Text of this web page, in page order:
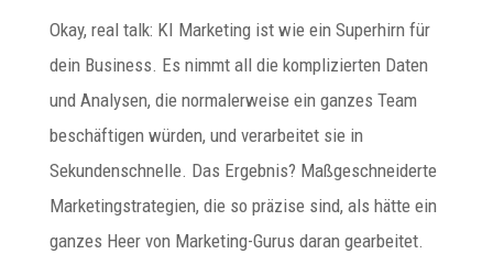
Okay, real talk: KI Marketing ist wie ein Superhirn für
dein Business. Es nimmt all die komplizierten Daten
und Analysen, die normalerweise ein ganzes Team
beschäftigen würden, und verarbeitet sie in
Sekundenschnelle. Das Ergebnis? Maßgeschneiderte
Marketingstrategien, die so präzise sind, als hätte ein
ganzes Heer von Marketing-Gurus daran gearbeitet.